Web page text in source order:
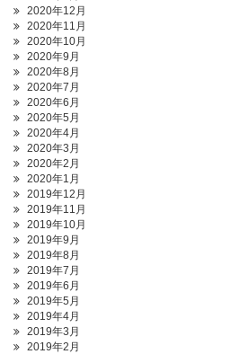
2020年12月
2020年11月
2020年10月
2020年9月
2020年8月
2020年7月
2020年6月
2020年5月
2020年4月
2020年3月
2020年2月
2020年1月
2019年12月
2019年11月
2019年10月
2019年9月
2019年8月
2019年7月
2019年6月
2019年5月
2019年4月
2019年3月
2019年2月